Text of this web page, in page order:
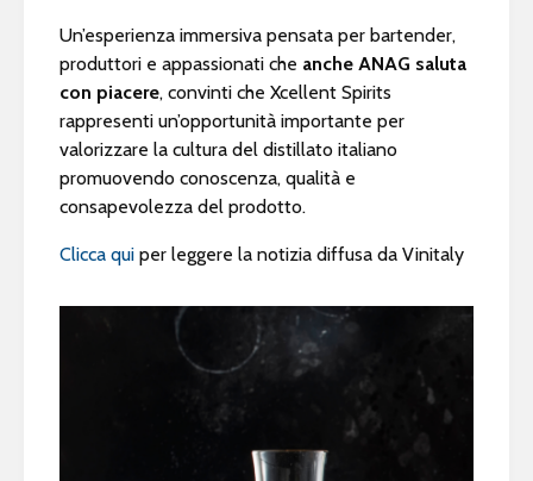
Un’esperienza immersiva pensata per bartender,
produttori e appassionati che anche ANAG saluta
con piacere, convinti che Xcellent Spirits
rappresenti un’opportunità importante per
valorizzare la cultura del distillato italiano
promuovendo conoscenza, qualità e
consapevolezza del prodotto.
Clicca qui per leggere la notizia diffusa da Vinitaly